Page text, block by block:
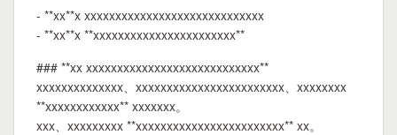
- **xx**x xxxxxxxxxxxxxxxxxxxxxxxxxxxxx
- **xx**x **xxxxxxxxxxxxxxxxxxxxxxx**
### **xx xxxxxxxxxxxxxxxxxxxxxxxxxxxx**
xxxxxxxxxxxxxx、xxxxxxxxxxxxxxxxxxxxxxxx、xxxxxxxx
**xxxxxxxxxxxx** xxxxxxx。
xxx、xxxxxxxxx **xxxxxxxxxxxxxxxxxxxxxxxx** xx。